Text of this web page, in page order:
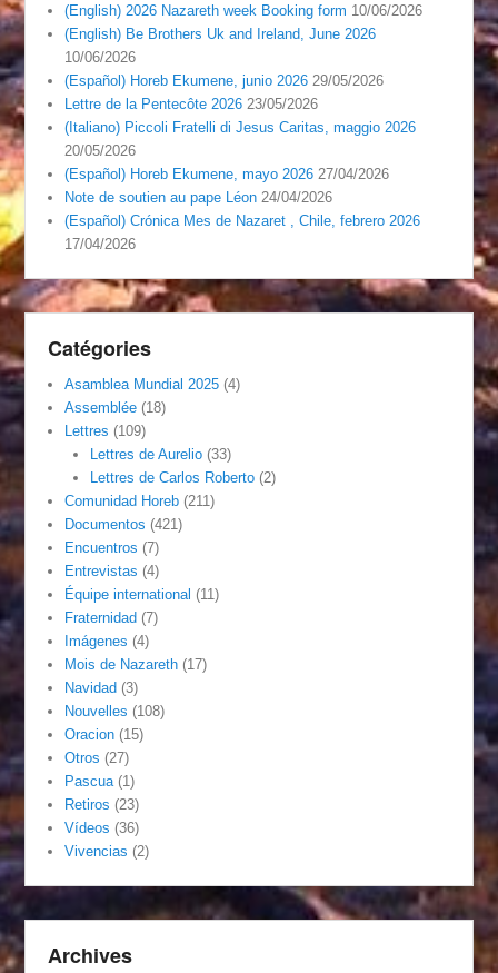
(English) 2026 Nazareth week Booking form 10/06/2026
(English) Be Brothers Uk and Ireland, June 2026
10/06/2026
(Español) Horeb Ekumene, junio 2026 29/05/2026
Lettre de la Pentecôte 2026 23/05/2026
(Italiano) Piccoli Fratelli di Jesus Caritas, maggio 2026
20/05/2026
(Español) Horeb Ekumene, mayo 2026 27/04/2026
Note de soutien au pape Léon 24/04/2026
(Español) Crónica Mes de Nazaret , Chile, febrero 2026
17/04/2026
Catégories
Asamblea Mundial 2025 (4)
Assemblée (18)
Lettres (109)
Lettres de Aurelio(33)
Lettres de Carlos Roberto(2)
Comunidad Horeb (211)
Documentos (421)
Encuentros (7)
Entrevistas (4)
Équipe international (11)
Fraternidad (7)
Imágenes (4)
Mois de Nazareth (17)
Navidad (3)
Nouvelles (108)
Oracion (15)
Otros (27)
Pascua (1)
Retiros (23)
Vídeos (36)
Vivencias (2)
Archives